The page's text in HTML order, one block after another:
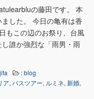
の藤田です。 本
した。 今日の亀有は香
もこの辺のお祭り、台風
誰か強烈な「雨男・雨
:blog
ア, バスツアー, ルミネ, 新婚,